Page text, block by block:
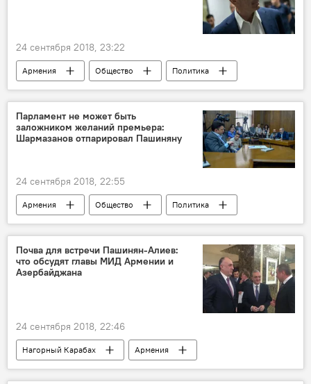
24 сентября 2018, 23:22
Армения Общество
Политика
Роберт Кочарян
Пашинян Никол
Премьер
Парламент не может быть
заложником желаний премьера:
Шармазанов отпарировал Пашиняну
24 сентября 2018, 22:55
Армения Общество
Политика
Пашинян Никол
парламент
заложники
Новости Армения
Внеочередные выборы в Армении — за и против
Почва для встречи Пашинян-Алиев:
что обсудят главы МИД Армении и
Азербайджана
24 сентября 2018, 22:46
Нагорный Карабах
Армения
Общество
Политика